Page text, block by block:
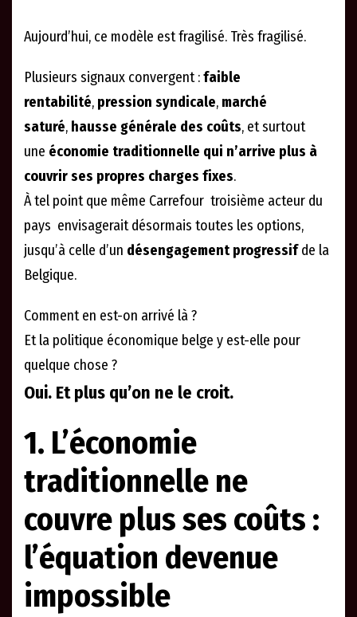
Aujourd’hui, ce modèle est fragilisé. Très fragilisé.
Plusieurs signaux convergent :faible
rentabilité, pression syndicale, marché
saturé, hausse générale des coûts, et surtout
une économie traditionnelle qui n’arrive plus à
couvrir ses propres charges fixes.
À tel point que même Carrefour troisième acteur du
pays envisagerait désormais toutes les options,
jusqu’à celle d’un désengagement progressifde la
Belgique.
Comment en est-on arrivé là ?
Et la politique économique belge y est-elle pour
quelque chose ?
Oui. Et plus qu’on ne le croit.
1. L’économie
traditionnelle ne
couvre plus ses coûts :
l’équation devenue
impossible